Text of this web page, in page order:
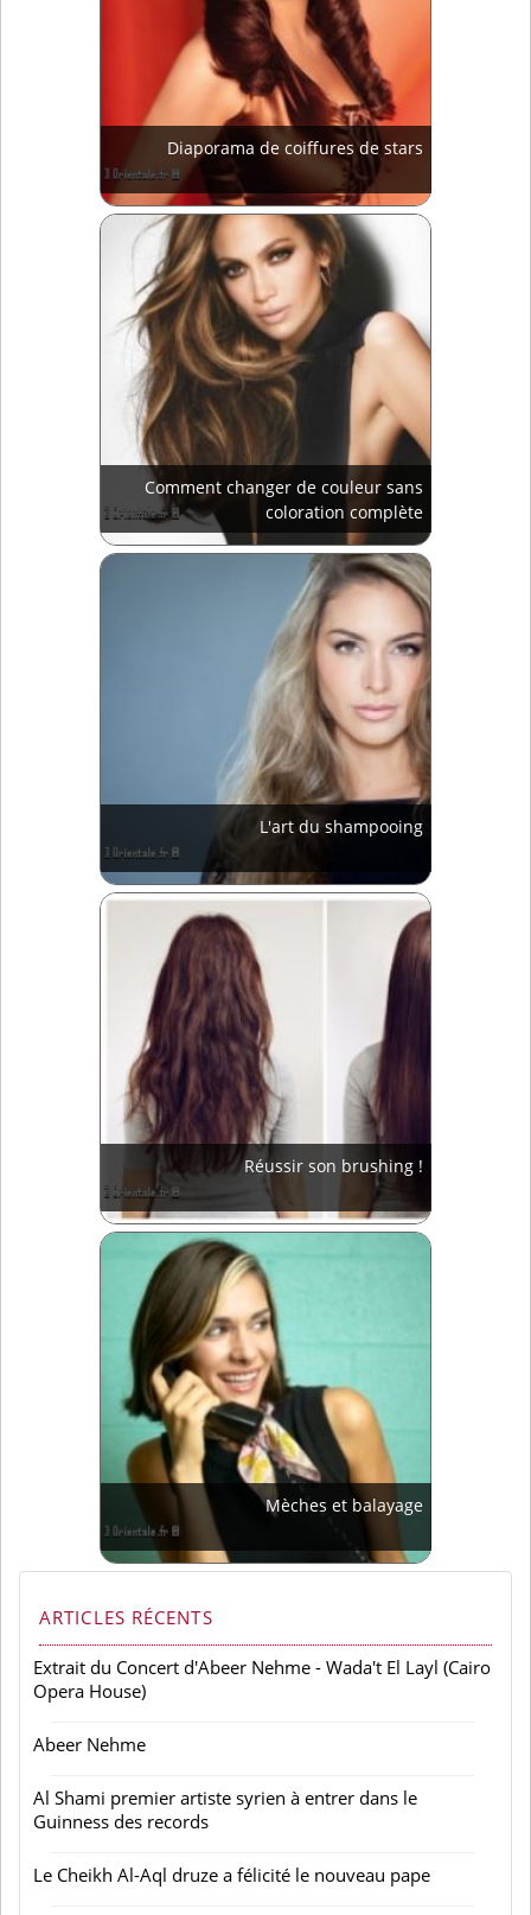
Diaporama de coiffures de stars
Comment changer de couleur sans
coloration complète
L'art du shampooing
Réussir son brushing !
Mèches et balayage
ARTICLES RÉCENTS
Extrait du Concert d'Abeer Nehme - Wada't El Layl (Cairo
Opera House)
Abeer Nehme
Al Shami premier artiste syrien à entrer dans le
Guinness des records
Le Cheikh Al-Aql druze a félicité le nouveau pape